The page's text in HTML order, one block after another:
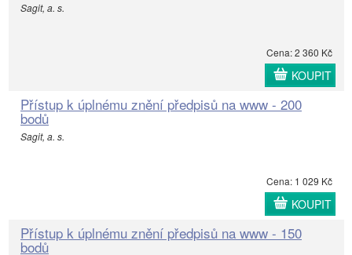
Sagit, a. s.
Cena: 2 360 Kč
KOUPIT
Přístup k úplnému znění předpisů na www - 200
bodů
Sagit, a. s.
Cena: 1 029 Kč
KOUPIT
Přístup k úplnému znění předpisů na www - 150
bodů